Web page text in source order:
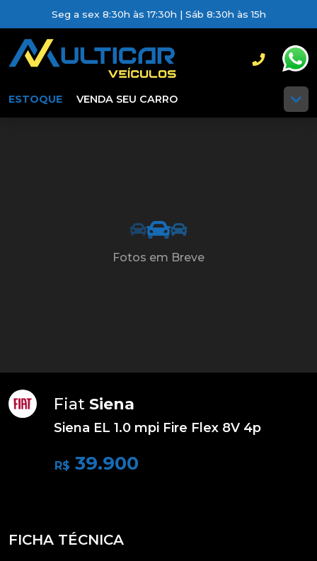
Seg a sex 8:30h às 17:30h | Sáb 8:30h às 15h
ESTOQUE VENDA SEU CARRO
Fotos em Breve
Fiat Siena
Siena EL 1.0 mpi Fire Flex 8V 4p
R$ 39.900
FICHA TÉCNICA